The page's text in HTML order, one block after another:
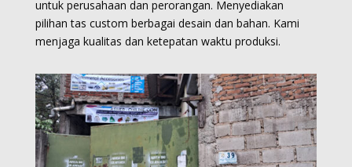
untuk perusahaan dan perorangan. Menyediakan
pilihan tas custom berbagai desain dan bahan. Kami
menjaga kualitas dan ketepatan waktu produksi.